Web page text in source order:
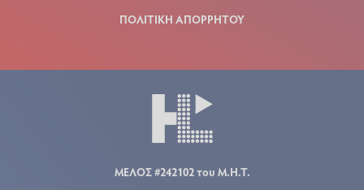
ΠΟΛΙΤΙΚΗ ΑΠΟΡΡΗΤΟΥ
ΜΕΛΟΣ #242102 του Μ.Η.Τ.